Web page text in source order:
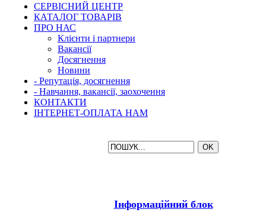
СЕРВІСНИЙ ЦЕНТР
КАТАЛОГ ТОВАРІВ
ПРО НАС
Клієнти і партнери
Вакансії
Досягнення
Новини
- Репутація, досягнення
- Навчання, вакансії, заохочення
КОНТАКТИ
ІНТЕРНЕТ-ОПЛАТА НАМ
Інформаційний блок